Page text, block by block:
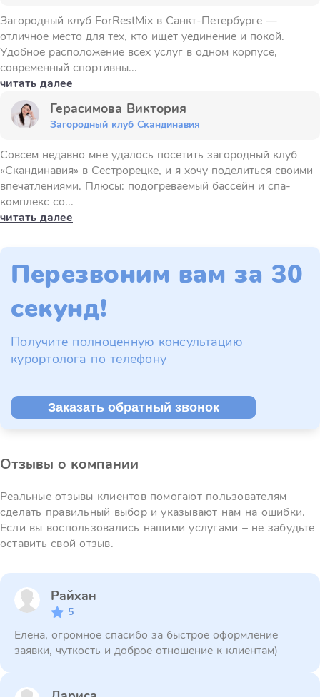
Загородный клуб ForRestMix в Санкт-Петербурге —
отличное место для тех, кто ищет уединение и покой.
Удобное расположение всех услуг в одном корпусе,
современный спортивны...
читать далее
Герасимова Виктория
Загородный клуб Скандинавия
Совсем недавно мне удалось посетить загородный клуб
«Скандинавия» в Сестрорецке, и я хочу поделиться своими
впечатлениями. Плюсы: подогреваемый бассейн и спа-
комплекс со...
читать далее
Перезвоним вам за 30
секунд!
Получите полноценную консультацию
курортолога по телефону
Заказать обратный звонок
Отзывы о компании
Реальные отзывы клиентов помогают пользователям
сделать правильный выбор и указывают нам на ошибки.
Если вы воспользовались нашими услугами – не забудьте
оставить свой отзыв.
Райхан
5
Елена, огромное спасибо за быстрое оформление
заявки, чуткость и доброе отношение к клиентам)